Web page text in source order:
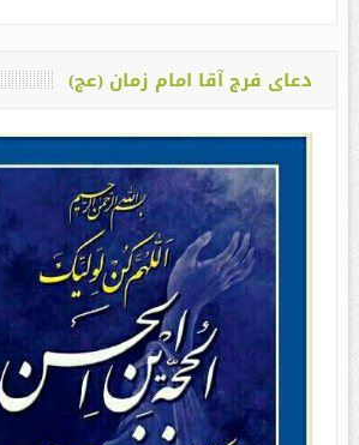
دعای فرج آقا امام زمان (عج)